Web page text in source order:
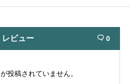
レビュー  0
投稿されていません。